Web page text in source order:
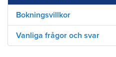
Bokningsvillkor
Vanliga frågor och svar